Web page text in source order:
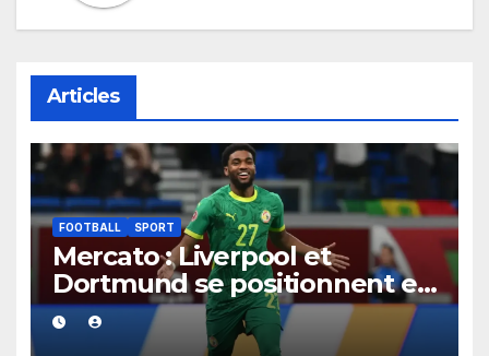
Articles
FOOTBALL SPORT
Mercato : Liverpool et
Dortmund se positionnent en
favoris pour recruter Ibrahim
Mbaye